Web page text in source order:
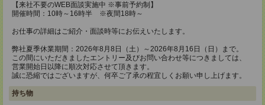
【来社不要のWEB面談実施中 ※事前予約制】
開催時間：10時～16時半 ※夜間18時～
お仕事の詳細はご紹介・面談時等にお伝えいたします。
弊社夏季休業期間：2026年8月8日（土）～2026年8月16日（日）まで。
この間にいただきましたエントリー及びお問い合わせ等につきましては、
営業開始日以降に順次対応させて頂きます。
誠に恐縮ではございますが、何卒ご了承の程宜しくお願い申し上げます。
持ち物